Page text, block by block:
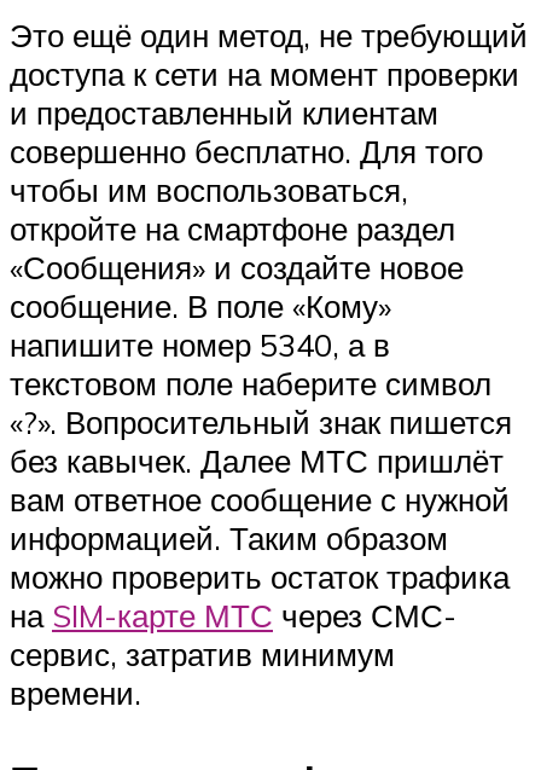
Это ещё один метод, не требующий
доступа к сети на момент проверки
и предоставленный клиентам
совершенно бесплатно. Для того
чтобы им воспользоваться,
откройте на смартфоне раздел
«Сообщения» и создайте новое
сообщение. В поле «Кому»
напишите номер 5340, а в
текстовом поле наберите символ
«?». Вопросительный знак пишется
без кавычек. Далее МТС пришлёт
вам ответное сообщение с нужной
информацией. Таким образом
можно проверить остаток трафика
на SIM-карте МТС через СМС-
сервис, затратив минимум
времени.